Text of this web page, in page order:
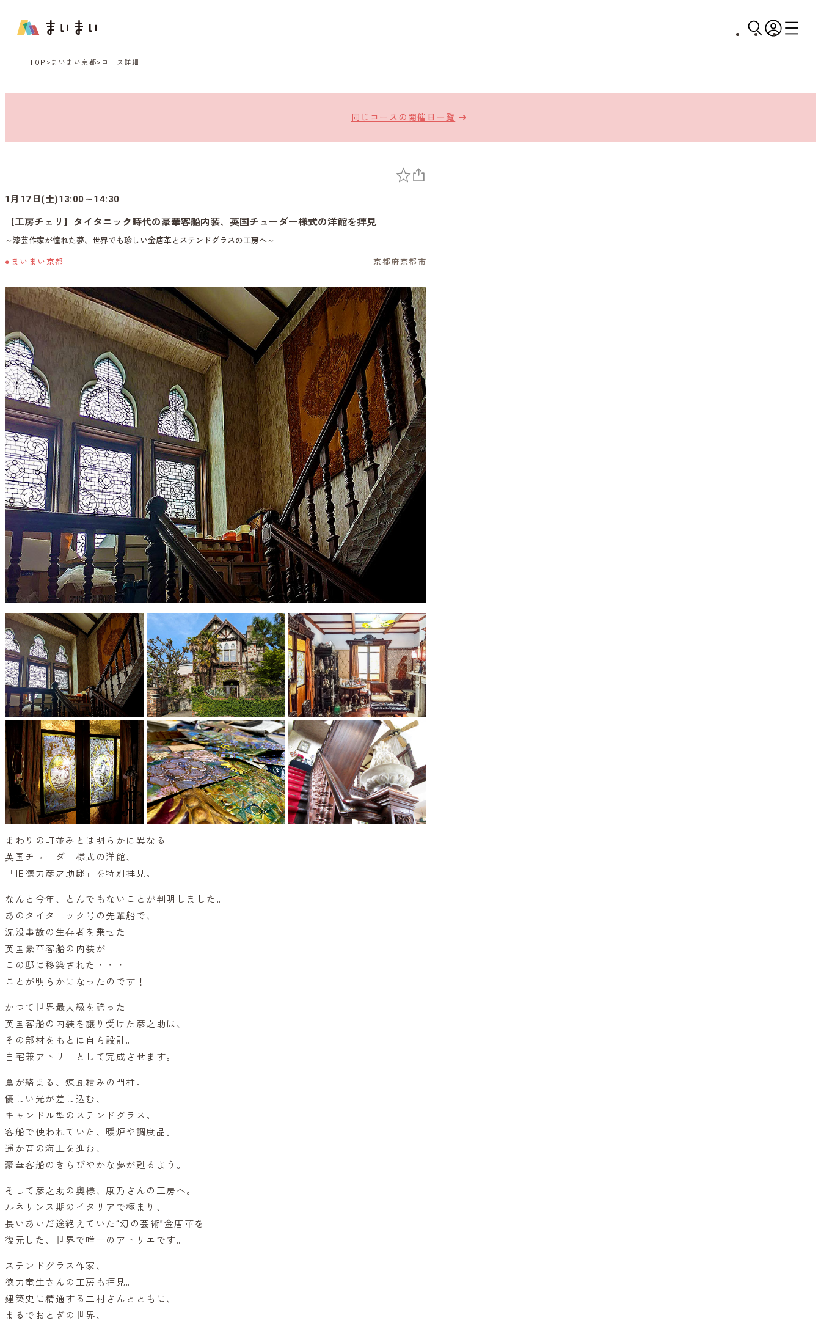
TOP まいまい京都 コース詳細
同じコースの開催日一覧
1月17日(土)13:00～14:30
【工房チェリ】タイタニック時代の豪華客船内装、英国チューダー様式の洋館を拝見
～漆芸作家が憧れた夢、世界でも珍しい金唐革とステンドグラスの工房へ～
●まいまい京都 京都府京都市
まわりの町並みとは明らかに異なる
英国チューダー様式の洋館、
「旧徳力彦之助邸」を特別拝見。
なんと今年、とんでもないことが判明しました。
あのタイタニック号の先輩船で、
沈没事故の生存者を乗せた
英国豪華客船の内装が
この邸に移築された・・・
ことが明らかになったのです！
かつて世界最大級を誇った
英国客船の内装を譲り受けた彦之助は、
その部材をもとに自ら設計。
自宅兼アトリエとして完成させます。
蔦が絡まる、煉瓦積みの門柱。
優しい光が差し込む、
キャンドル型のステンドグラス。
客船で使われていた、暖炉や調度品。
遥か昔の海上を進む、
豪華客船のきらびやかな夢が甦るよう。
そして彦之助の奥様、康乃さんの工房へ。
ルネサンス期のイタリアで極まり、
長いあいだ途絶えていた“幻の芸術”金唐革を
復元した、世界で唯一のアトリエです。
ステンドグラス作家、
徳力竜生さんの工房も拝見。
建築史に精通する二村さんとともに、
まるでおとぎの世界、